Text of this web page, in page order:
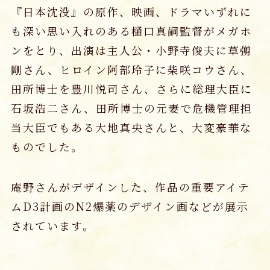
『日本沈没』の原作、映画、ドラマいずれに
も深い思い入れのある樋口真嗣監督がメガホ
ンをとり、出演は主人公・小野寺俊夫に草彅
剛さん、ヒロイン阿部玲子に柴咲コウさん、
田所博士を豊川悦司さん、さらに総理大臣に
石坂浩二さん、田所博士の元妻で危機管理担
当大臣でもある大地真央さんと、大変豪華な
ものでした。
庵野さんがデザインした、作品の重要アイテ
ムD3計画のN2爆薬のデザイン画などが展示
されています。